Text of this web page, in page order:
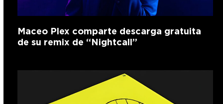
Maceo Plex comparte descarga gratuita
de su remix de “Nightcall”